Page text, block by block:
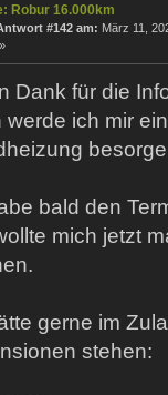
Robur 16.000km
#142 am: März 11,
Dank für die
werde ich mir
bald den
mich jetzt
gerne im
stehen: